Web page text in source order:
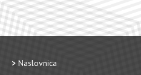
Naslovnica